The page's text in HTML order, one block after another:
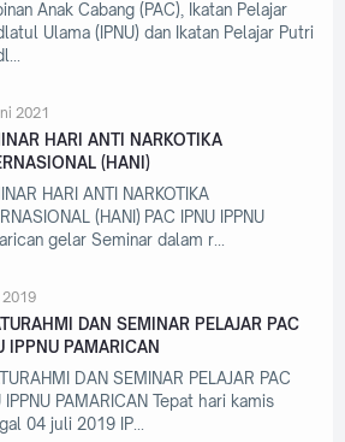
Anak Cabang (PAC), Ikatan Pelajar
Ulama (IPNU) dan Ikatan Pelajar Putri
2021
HARI ANTI NARKOTIKA
(HANI)
HARI ANTI NARKOTIKA
(HANI) PAC IPNU IPPNU
gelar Seminar dalam r
2019
DAN SEMINAR PELAJAR PAC
IPPNU PAMARICAN
DAN SEMINAR PELAJAR PAC
IPPNU PAMARICAN Tepat hari kamis
04 juli 2019 IP